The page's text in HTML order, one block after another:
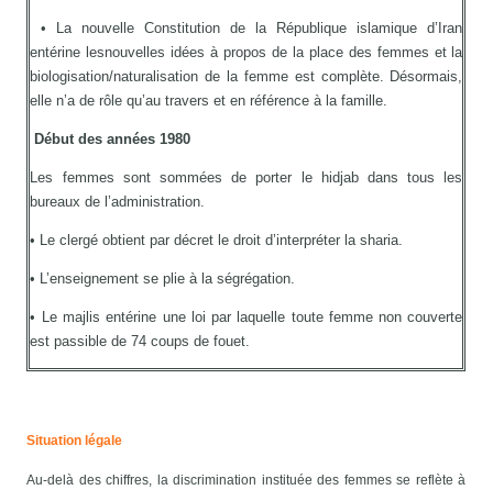
• La nouvelle Constitution de la République islamique d’Iran
entérine lesnouvelles idées à propos de la place des femmes et la
biologisation/naturalisation de la femme est complète. Désormais,
elle n’a de rôle qu’au travers et en référence à la famille.
Début des années 1980
Les femmes sont sommées de porter le hidjab dans tous les
bureaux de l’administration.
• Le clergé obtient par décret le droit d’interpréter la sharia.
• L’enseignement se plie à la ségrégation.
• Le majlis entérine une loi par laquelle toute femme non couverte
est passible de 74 coups de fouet.
Situation légale
Au-delà des chiffres, la discrimination instituée des femmes se reflète à